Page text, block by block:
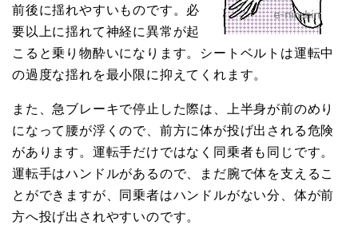
前後に揺れやすいものです。必
要以上に揺れて神経に異常が起
こると乗り物酔いになります。シートベルトは運転中
の過度な揺れを最小限に抑えてくれます。
また、急ブレーキで停止した際は、上半身が前のめり
になって腰が浮くので、前方に体が投げ出される危険
があります。運転手だけではなく同乗者も同じです。
運転手はハンドルがあるので、まだ腕で体を支えるこ
とができますが、同乗者はハンドルがない分、体が前
方へ投げ出されやすいのです。